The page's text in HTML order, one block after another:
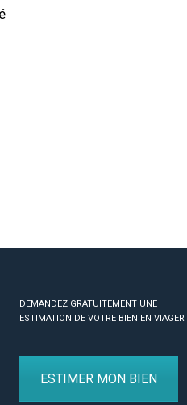
DEMANDEZ GRATUITEMENT UNE
ESTIMATION DE VOTRE BIEN EN VIAGER
ESTIMER MON BIEN